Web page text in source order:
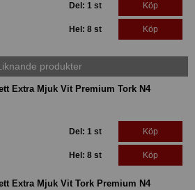
Del: 1 st Köp
Hel: 8 st Köp
produkter
Extra Mjuk Vit Premium Tork N4
Del: 1 st Köp
Hel: 8 st Köp
Extra Mjuk Vit Tork Premium N4